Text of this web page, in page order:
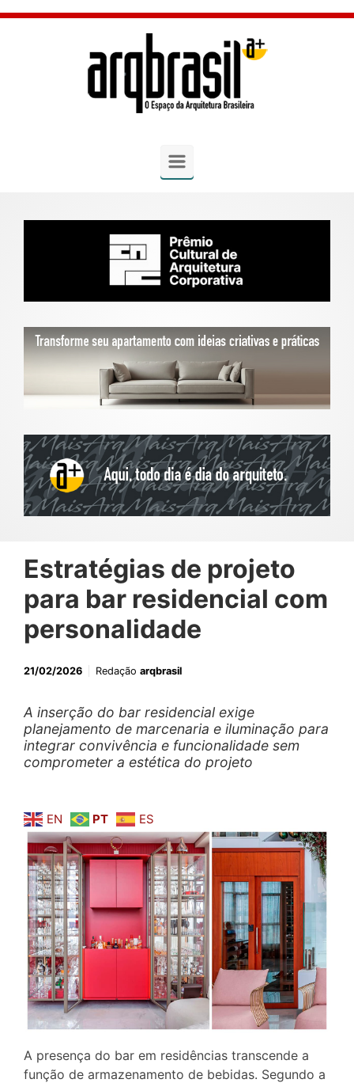
Skip to main content
Estratégias de projeto
para bar residencial com
personalidade
21/02/2026 Redação arqbrasil
A inserção do bar residencial exige
planejamento de marcenaria e iluminação para
integrar convivência e funcionalidade sem
comprometer a estética do projeto
EN PT ES
A presença do bar em residências transcende a
função de armazenamento de bebidas. Segundo a